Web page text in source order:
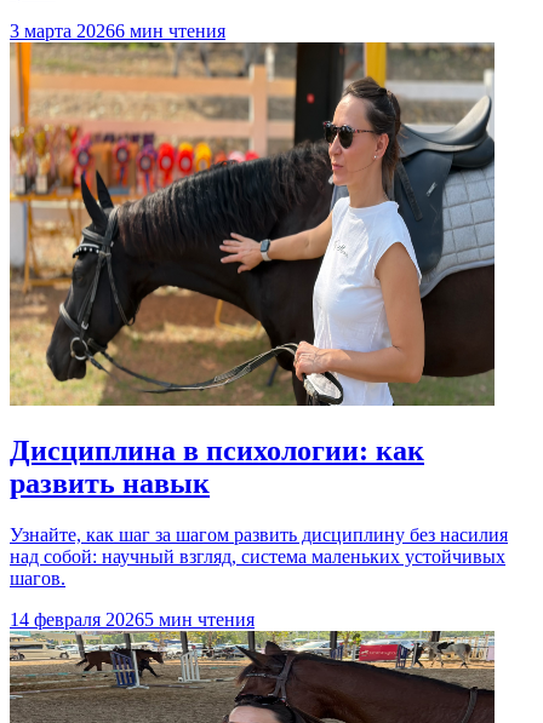
3 марта 20266 мин чтения
Дисциплина в психологии: как
развить навык
Узнайте, как шаг за шагом развить дисциплину без насилия
над собой: научный взгляд, система маленьких устойчивых
шагов.
14 февраля 20265 мин чтения